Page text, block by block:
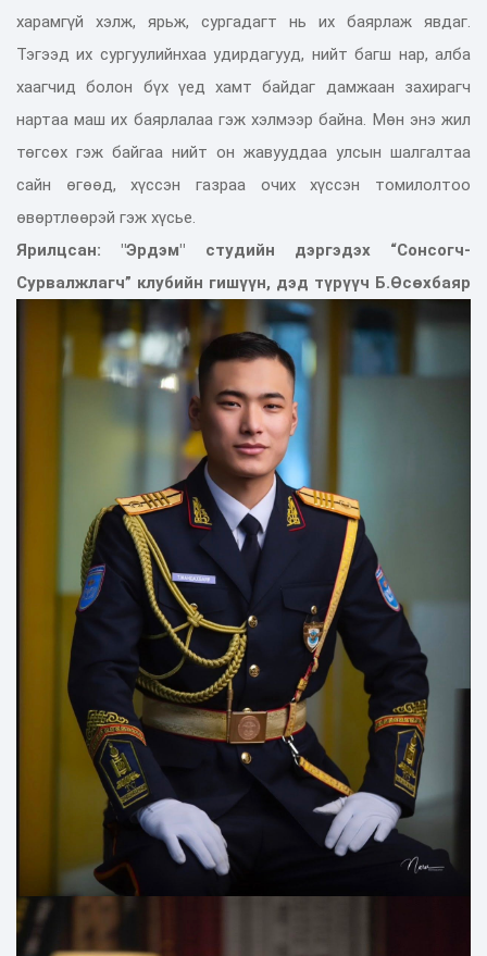
харамгүй хэлж, ярьж, сургадагт нь их баярлаж явдаг.
Тэгээд их сургуулийнхаа удирдагууд, нийт багш нар, алба
хаагчид болон бүх үед хамт байдаг дамжаан захирагч
нартаа маш их баярлалаа гэж хэлмээр байна. Мөн энэ жил
төгсөх гэж байгаа нийт он жавууддаа улсын шалгалтаа
сайн өгөөд, хүссэн газраа очих хүссэн томилолтоо
өвөртлөөрэй гэж хүсье.
Ярилцсан: "Эрдэм" студийн дэргэдэх “Сонсогч-
Сурвалжлагч” клубийн гишүүн, дэд түрүүч Б.Өсөхбаяр